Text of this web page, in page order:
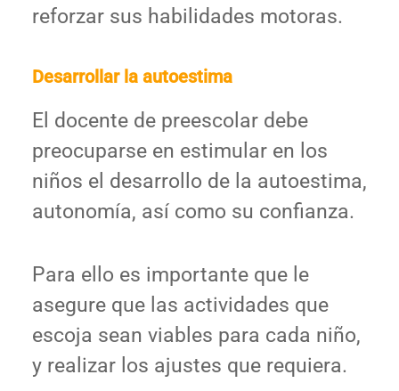
reforzar sus habilidades motoras.
Desarrollar la autoestima
El docente de preescolar debe
preocuparse en estimular en los
niños el desarrollo de la autoestima,
autonomía, así como su confianza.
Para ello es importante que le
asegure que las actividades que
escoja sean viables para cada niño,
y realizar los ajustes que requiera.